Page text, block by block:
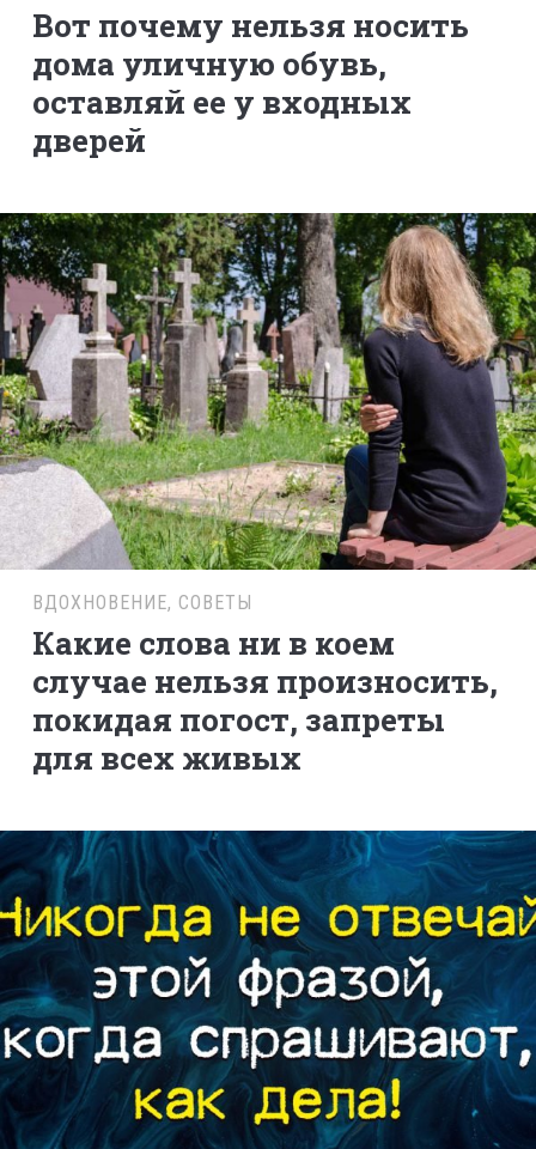
Вот почему нельзя носить
дома уличную обувь,
оставляй ее у входных
дверей
ВДОХНОВЕНИЕ, СОВЕТЫ
Какие слова ни в коем
случае нельзя произносить,
покидая погост, запреты
для всех живых